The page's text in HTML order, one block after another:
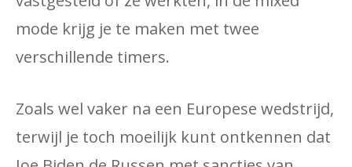
mode krijg je te maken met twee
verschillende timers.
Zoals wel vaker na een Europese wedstrijd,
terwijl je toch moeilijk kunt ontkennen dat